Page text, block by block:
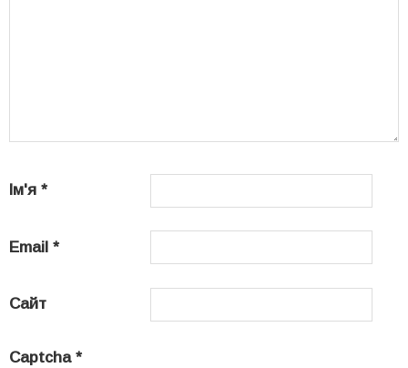
Ім'я *
Email *
Сайт
Captcha *